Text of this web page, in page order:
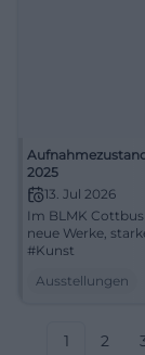
2025
13. Jul 2026
Im BLMK
neue Werke,
#Kunst
Ausstellungen
1 2